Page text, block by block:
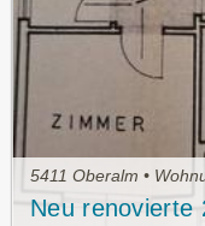
5411 Oberalm •
Neu renovierte